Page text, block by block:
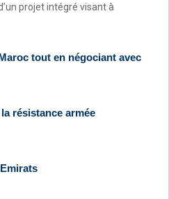
projet intégré visant à
tout en négociant avec
résistance armée